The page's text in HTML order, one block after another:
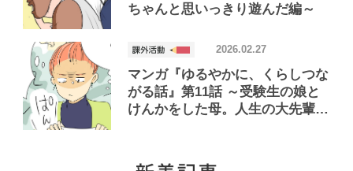
ちゃんと思いっきり遊んだ編～
マンガ『ゆるやかに、くらしつな
がる話』第11話 ～受験生の娘と
けんかをした母。人生の大先輩マ
2026.02.27